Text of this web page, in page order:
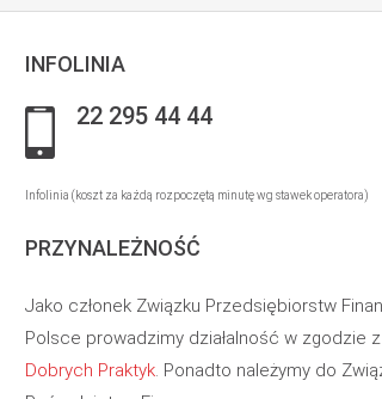
INFOLINIA
22 295 44 44
Infolinia (koszt za każdą rozpoczętą minutę wg stawek operatora)
PRZYNALEŻNOŚĆ
Jako członek Związku Przedsiębiorstw
Polsce prowadzimy działalność w zgodzie z
Dobrych Praktyk. Ponadto należymy do